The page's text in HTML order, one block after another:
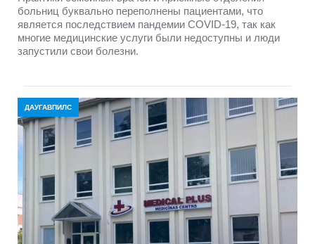
больниц буквально переполнены пациентами, что
является последствием пандемии COVID-19, так как
многие медицинские услуги были недоступны и люди
запустили свои болезни.
ДАУГАВПИЛС